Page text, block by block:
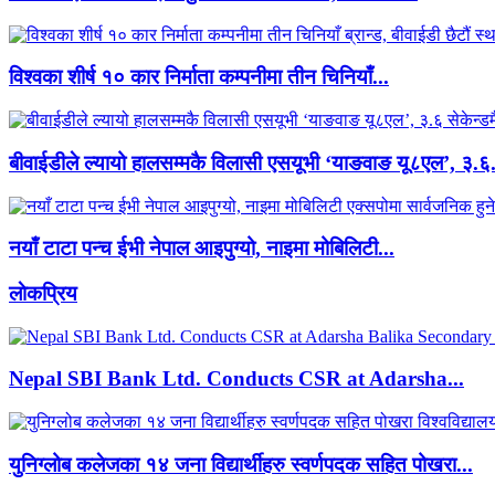
विश्वका शीर्ष १० कार निर्माता कम्पनीमा तीन चिनियाँ...
बीवाईडीले ल्यायो हालसम्मकै विलासी एसयूभी ‘याङवाङ यू८एल’,
नयाँ टाटा पन्च ईभी नेपाल आइपुग्यो, नाइमा मोबिलिटी...
लाेकप्रिय
Nepal SBI Bank Ltd. Conducts CSR at Adarsha...
युनिग्लोब कलेजका १४ जना विद्यार्थीहरु स्वर्णपदक सहित पोखरा...